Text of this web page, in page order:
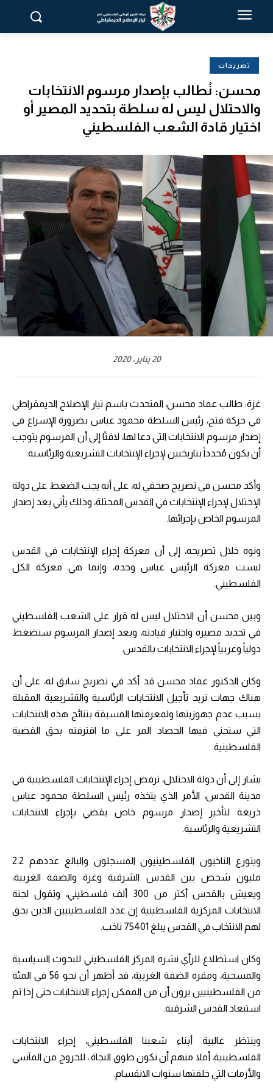
تصريحات
محسن: نُطالب بإصدار مرسوم الانتخابات
والاحتلال ليس له سلطة بتحديد المصير أو
اختيار قادة الشعب الفلسطيني
20 يناير، 2020
غزة: طالب عماد محسن، المتحدث باسم تيار الإصلاح الديمقراطي
في حركة فتح، رئيس السلطة محمود عباس بضرورة الإسراع في
إصدار مرسوم الانتخابات التي دعا لها، لافتًا إلى أن المرسوم يتوجب
أن يكون مُحدداً بتاريخيين لإجراء الإنتخابات التشريعية والرئاسية.
وأكد محسن في تصريح صحفي له، على أنه يجب الضغط على دولة
الإحتلال لإجراء الإنتخابات في القدس المحتلة، وذلك يأتي بعد إصدار
المرسوم الخاص بإجرائها.
ونوه خلال تصريحه، إلى أن معركة إجراء الإنتخابات في القدس
ليست معركة الرئيس عباس وحده، وإنما هي معركة الكل
الفلسطيني.
وبين محسن أن الاحتلال ليس له قرار على الشعب الفلسطيني
في تحديد مصيره واختيار قيادته، وبعد إصدار المرسوم سنضغط
دولياً وعربياً لإجراء الانتخابات بالقدس.
وكان الدكتور عماد محسن قد أكد في تصريح سابق له، على أن
هناك جهات تريد تأجيل الانتخابات الرئاسية والتشريعية المقبلة
بسبب عدم جهوزيتها ولمعرفتها المسبقة بنتائج هذه الانتخابات
التي ستجني فيها الحصاد المر على ما اقترفته بحق القضية
الفلسطينية.
يشار إلى أن دولة الاحتلال، ترفض إجراء الإنتخابات الفلسطينية في
مدينة القدس، الأمر الذي يتخذه رئيس السلطة محمود عباس
ذريعة لتأخير إصدار مرسوم خاص يقضي بإجراء الانتخابات
التشريعية والرئاسية.
ويتوزع الناخبون الفلسطينيون المسجلون والبالغ عددهم 2.2
مليون شخص بين القدس الشرقية وغزة والضفة الغربية،
ويعيش بالقدس أكثر من 300 ألف فلسطيني، وتقول لجنة
الانتخابات المركزية الفلسطينية إن عدد الفلسطينيين الذين يحق
لهم الانتخاب في القدس يبلغ 75401 ناخب.
وكان استطلاع للرأي نشره المركز الفلسطيني للبحوث السياسية
والمسحية، ومقره الضفة الغربية، قد أظهر أن نحو 56 في المئة
من الفلسطينيين يرون أن من الممكن إجراء الانتخابات حتى إذا تم
استبعاد القدس الشرقية.
وينتظر غالبية أبناء شعبنا الفلسطيني، إجراء الانتخابات
الفلسطينية، أملا منهم أن تكون طوق النجاة ، للخروج من المآسي
والأزمات التي خلفتها سنوات الانقسام.